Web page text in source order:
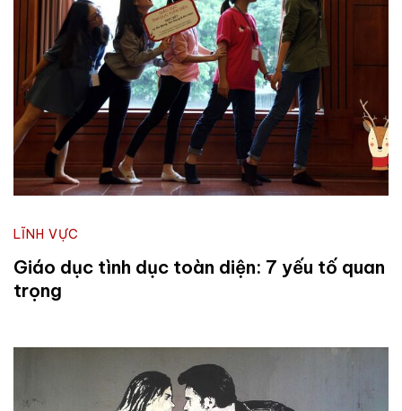
LĨNH VỰC
Giáo dục tình dục toàn diện: 7 yếu tố quan
trọng